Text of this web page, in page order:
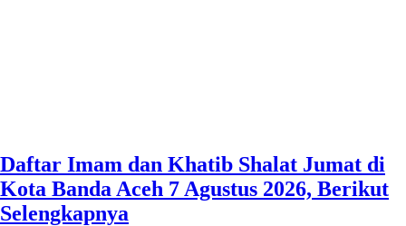
Daftar Imam dan Khatib Shalat Jumat di
Kota Banda Aceh 7 Agustus 2026, Berikut
Selengkapnya